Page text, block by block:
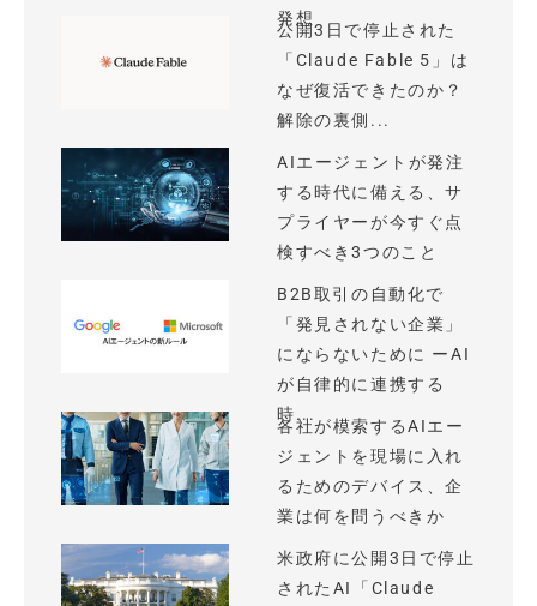
発想
公開3日で停止された
「Claude Fable 5」は
なぜ復活できたのか？
解除の裏側...
AIエージェントが発注
する時代に備える、サ
プライヤーが今すぐ点
検すべき3つのこと
B2B取引の自動化で
「発見されない企業」
にならないために ーAI
が自律的に連携する
時...
各社が模索するAIエー
ジェントを現場に入れ
るためのデバイス、企
業は何を問うべきか
米政府に公開3日で停止
されたAI「Claude